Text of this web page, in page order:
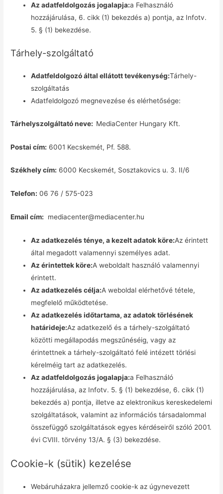
Az adatfeldolgozás jogalapja:a Felhasználó
hozzájárulása, 6. cikk (1) bekezdés a) pontja, az Infotv.
5. § (1) bekezdése.
Tárhely-szolgáltató
Adatfeldolgozó által ellátott tevékenység:Tárhely-
szolgáltatás
Adatfeldolgozó megnevezése és elérhetősége:
Tárhelyszolgáltató neve: MediaCenter Hungary Kft.
Postai cím: 6001 Kecskemét, Pf. 588.
Székhely cím: 6000 Kecskemét, Sosztakovics u. 3. II/6
Telefon: 06 76 / 575-023
Email cím: mediacenter@mediacenter.hu
Az adatkezelés ténye, a kezelt adatok köre:Az érintett
által megadott valamennyi személyes adat.
Az érintettek köre:A weboldalt használó valamennyi
érintett.
Az adatkezelés célja:A weboldal elérhetővé tétele,
megfelelő működtetése.
Az adatkezelés időtartama, az adatok törlésének
határideje:Az adatkezelő és a tárhely-szolgáltató
közötti megállapodás megszűnéséig, vagy az
érintettnek a tárhely-szolgáltató felé intézett törlési
kérelméig tart az adatkezelés.
Az adatfeldolgozás jogalapja:a Felhasználó
hozzájárulása, az Infotv. 5. § (1) bekezdése, 6. cikk (1)
bekezdés a) pontja, illetve az elektronikus kereskedelemi
szolgáltatások, valamint az információs társadalommal
összefüggő szolgáltatások egyes kérdéseiről szóló 2001.
évi CVIII. törvény 13/A. § (3) bekezdése.
Cookie-k (sütik) kezelése
Webáruházakra jellemző cookie-k az úgynevezett